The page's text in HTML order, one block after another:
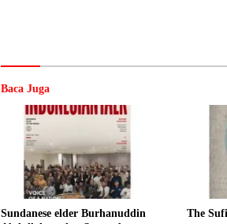
Baca Juga
Sundanese elder Burhanuddin
The